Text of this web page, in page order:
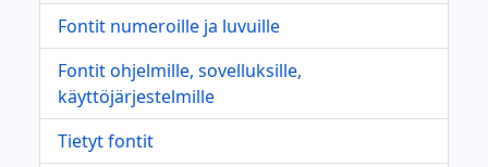
Fontit numeroille ja luvuille
Fontit ohjelmille, sovelluksille,
käyttöjärjestelmille
Tietyt fontit